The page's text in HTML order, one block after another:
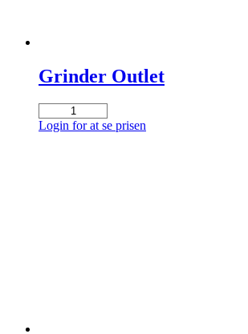
Grinder Outlet
Grinder
Outlet
Login for at se prisen